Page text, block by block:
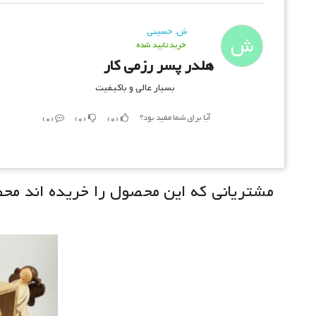
ش ش. حسینی
خرید تایید شده
هلدر پسر رزمی کار
بسیار عالی و باکیفیت
آیا برای شما مفید بود؟ 0
0
0
مشتریانی که این محصول را خریده اند